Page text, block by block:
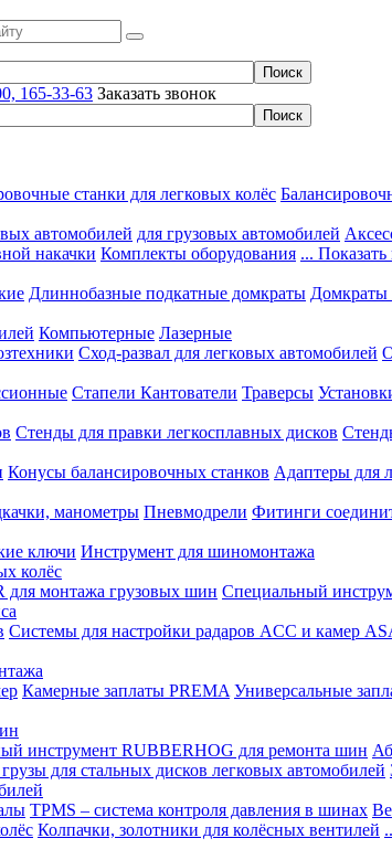
165-33-63 Заказать звонок
станки для легковых колёс
автомобилей для грузовых автомобилей
накачки Комплекты оборудования ... Показать
Длиннобазные подкатные домкраты Домкраты
Компьютерные Лазерные
Сход-развал для легковых автомобилей
Стапели Кантователи Траверсы
Стенды для правки легкосплавных дисков
Конусы балансировочных станков Адаптеры для
манометры Пневмодрели Фитинги
ключи Инструмент для шиномонтажа
колёс
для монтажа грузовых шин Специальный
Системы для настройки радаров ACC и камер
Камерные заплаты PREMA Универсальные
инструмент RUBBERHOG для ремонта шин
для стальных дисков легковых автомобилей
TPMS – система контроля давления в шинах
Колпачки, золотники для колёсных вентилей